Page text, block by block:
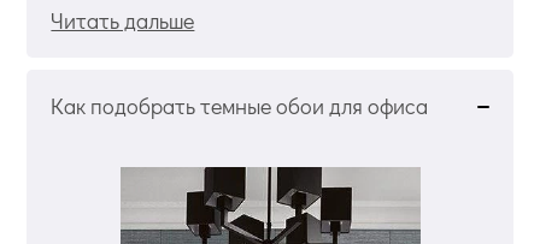
Читать дальше
Как подобрать темные обои для офиса